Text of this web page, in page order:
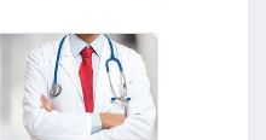
Voir